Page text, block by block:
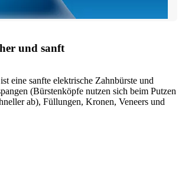
und sanft
eine sanfte elektrische Zahnbürste und
(Bürstenköpfe nutzen sich beim Putzen
ab), Füllungen, Kronen, Veneers und